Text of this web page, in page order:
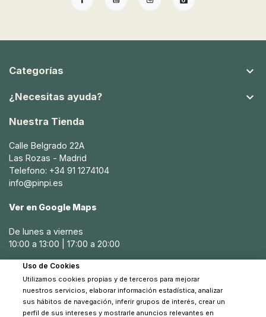
FacebookYouTubeInstagramTikTok
Categorías 
¿Necesitas ayuda? 
Nuestra Tienda
Calle Belgrado 22A
Las Rozas - Madrid
Telefono: +34 91 1274104
info@pinpi.es
Ver en Google Maps
De lunes a viernes
10:00 a 13:00 | 17:00 a 20:00
Sábados
10:30 a 14:00
Uso de Cookies
Utilizamos cookies propias y de terceros para mejorar
nuestros servicios, elaborar información estadística, analizar
sus hábitos de navegación, inferir grupos de interés, crear un
perfil de sus intereses y mostrarle anuncios relevantes en